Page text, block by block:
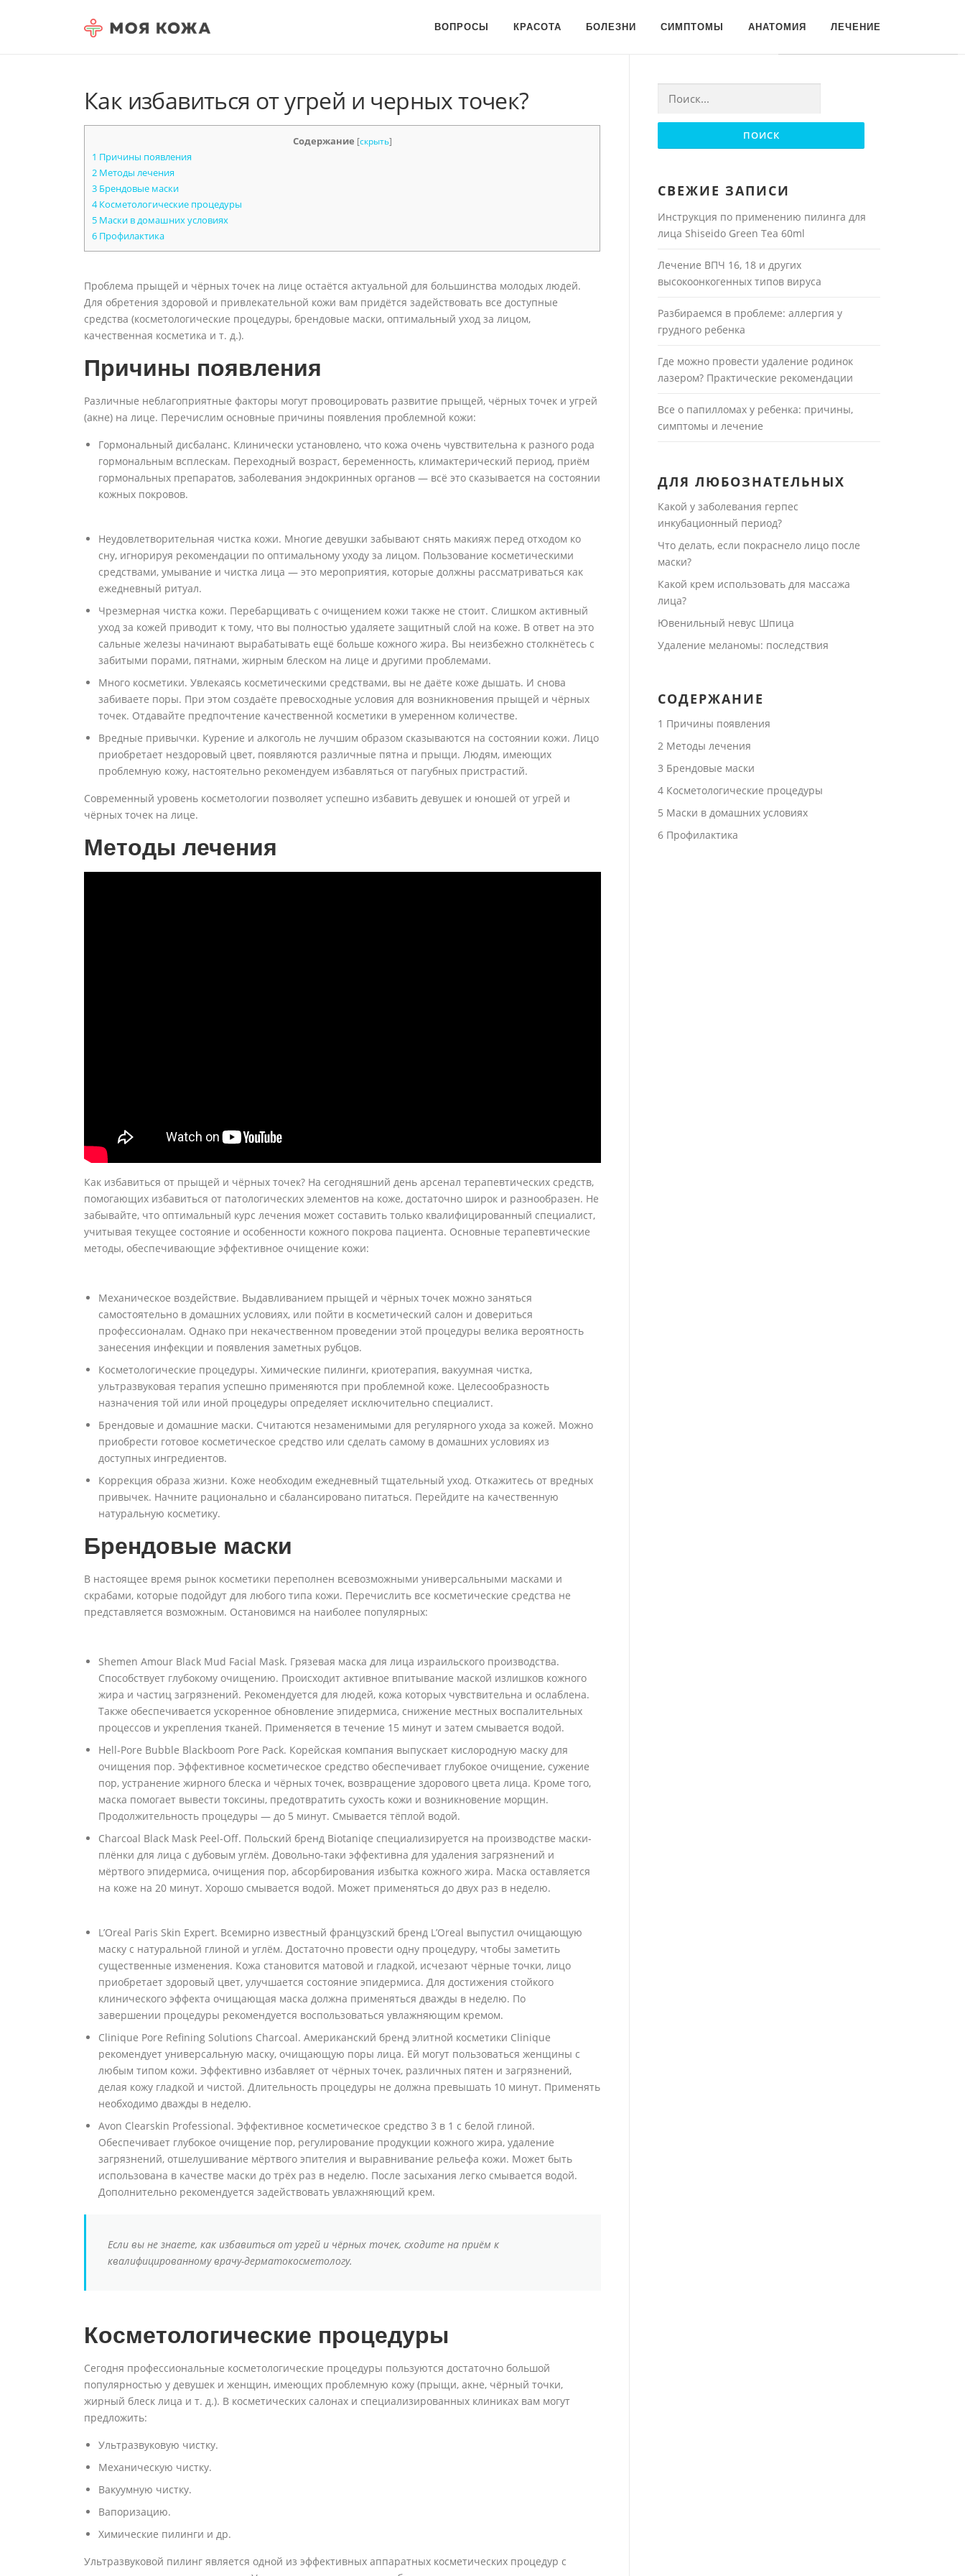
ВОПРОСЫ КРАСОТА БОЛЕЗНИ СИМПТОМЫ АНАТОМИЯ ЛЕЧЕНИЕ
Как избавиться от угрей и черных точек?
Содержание [скрыть]
1 Причины появления
2 Методы лечения
3 Брендовые маски
4Косметологические процедуры
5 Маски в домашних условиях
6 Профилактика
Проблема прыщей и чёрных точек на лице остаётся актуальной для большинства молодых людей.
Для обретения здоровой и привлекательной кожи вам придётся задействовать все доступные
средства (косметологические процедуры, брендовые маски, оптимальный уход за лицом,
качественная косметика и т. д.).
Причины появления
Различные неблагоприятные факторы могут провоцировать развитие прыщей, чёрных точек и угрей
(акне) на лице. Перечислим основные причины появления проблемной кожи:
Гормональный дисбаланс. Клинически установлено, что кожа очень чувствительна к разного рода
гормональным всплескам. Переходный возраст, беременность, климактерический период, приём
гормональных препаратов, заболевания эндокринных органов — всё это сказывается на состоянии
кожных покровов.
Неудовлетворительная чистка кожи. Многие девушки забывают снять макияж перед отходом ко
сну, игнорируя рекомендации по оптимальному уходу за лицом. Пользование косметическими
средствами, умывание и чистка лица — это мероприятия, которые должны рассматриваться как
ежедневный ритуал.
Чрезмерная чистка кожи. Перебарщивать с очищением кожи также не стоит. Слишком активный
уход за кожей приводит к тому, что вы полностью удаляете защитный слой на коже. В ответ на это
сальные железы начинают вырабатывать ещё больше кожного жира. Вы неизбежно столкнётесь с
забитыми порами, пятнами, жирным блеском на лице и другими проблемами.
Много косметики. Увлекаясь косметическими средствами, вы не даёте коже дышать. И снова
забиваете поры. При этом создаёте превосходные условия для возникновения прыщей и чёрных
точек. Отдавайте предпочтение качественной косметики в умеренном количестве.
Вредные привычки. Курение и алкоголь не лучшим образом сказываются на состоянии кожи. Лицо
приобретает нездоровый цвет, появляются различные пятна и прыщи. Людям, имеющих
проблемную кожу, настоятельно рекомендуем избавляться от пагубных пристрастий.
Современный уровень косметологии позволяет успешно избавить девушек и юношей от угрей и
чёрных точек на лице.
Методы лечения
Как избавиться от прыщей и чёрных точек? На сегодняшний день арсенал терапевтических средств,
помогающих избавиться от патологических элементов на коже, достаточно широк и разнообразен. Не
забывайте, что оптимальный курс лечения может составить только квалифицированный специалист,
учитывая текущее состояние и особенности кожного покрова пациента. Основные терапевтические
методы, обеспечивающие эффективное очищение кожи:
Механическое воздействие. Выдавливанием прыщей и чёрных точек можно заняться
самостоятельно в домашних условиях, или пойти в косметический салон и довериться
профессионалам. Однако при некачественном проведении этой процедуры велика вероятность
занесения инфекции и появления заметных рубцов.
Косметологические процедуры. Химические пилинги, криотерапия, вакуумная чистка,
ультразвуковая терапия успешно применяются при проблемной коже. Целесообразность
назначения той или иной процедуры определяет исключительно специалист.
Брендовые и домашние маски. Считаются незаменимыми для регулярного ухода за кожей. Можно
приобрести готовое косметическое средство или сделать самому в домашних условиях из
доступных ингредиентов.
Коррекция образа жизни. Коже необходим ежедневный тщательный уход. Откажитесь от вредных
привычек. Начните рационально и сбалансировано питаться. Перейдите на качественную
натуральную косметику.
Брендовые маски
В настоящее время рынок косметики переполнен всевозможными универсальными масками и
скрабами, которые подойдут для любого типа кожи. Перечислить все косметические средства не
представляется возможным. Остановимся на наиболее популярных:
Shemen Amour Black Mud Facial Mask. Грязевая маска для лица израильского производства.
Способствует глубокому очищению. Происходит активное впитывание маской излишков кожного
жира и частиц загрязнений. Рекомендуется для людей, кожа которых чувствительна и ослаблена.
Также обеспечивается ускоренное обновление эпидермиса, снижение местных воспалительных
процессов и укрепления тканей. Применяется в течение 15 минут и затем смывается водой.
Hell-Pore Bubble Blackboom Pore Pack. Корейская компания выпускает кислородную маску для
очищения пор. Эффективное косметическое средство обеспечивает глубокое очищение, сужение
пор, устранение жирного блеска и чёрных точек, возвращение здорового цвета лица. Кроме того,
маска помогает вывести токсины, предотвратить сухость кожи и возникновение морщин.
Продолжительность процедуры — до 5 минут. Смывается тёплой водой.
Charcoal Black Mask Peel-Off. Польский бренд Biotaniqe специализируется на производстве маски-
плёнки для лица с дубовым углём. Довольно-таки эффективна для удаления загрязнений и
мёртвого эпидермиса, очищения пор, абсорбирования избытка кожного жира. Маска оставляется
на коже на 20 минут. Хорошо смывается водой. Может применяться до двух раз в неделю.
L’Oreal Paris Skin Expert. Всемирно известный французский бренд L’Oreal выпустил очищающую
маску с натуральной глиной и углём. Достаточно провести одну процедуру, чтобы заметить
существенные изменения. Кожа становится матовой и гладкой, исчезают чёрные точки, лицо
приобретает здоровый цвет, улучшается состояние эпидермиса. Для достижения стойкого
клинического эффекта очищающая маска должна применяться дважды в неделю. По
завершении процедуры рекомендуется воспользоваться увлажняющим кремом.
Clinique Pore Refining Solutions Charcoal. Американский бренд элитной косметики Clinique
рекомендует универсальную маску, очищающую поры лица. Ей могут пользоваться женщины с
любым типом кожи. Эффективно избавляет от чёрных точек, различных пятен и загрязнений,
делая кожу гладкой и чистой. Длительность процедуры не должна превышать 10 минут. Применять
необходимо дважды в неделю.
Avon Clearskin Professional. Эффективное косметическое средство 3 в 1 с белой глиной.
Обеспечивает глубокое очищение пор, регулирование продукции кожного жира, удаление
загрязнений, отшелушивание мёртвого эпителия и выравнивание рельефа кожи. Может быть
использована в качестве маски до трёх раз в неделю. После засыхания легко смывается водой.
Дополнительно рекомендуется задействовать увлажняющий крем.
Если вы не знаете, как избавиться от угрей и чёрных точек, сходите на приём к
квалифицированному врачу-дерматокосметологу.
Косметологические процедуры
Сегодня профессиональные косметологические процедуры пользуются достаточно большой
популярностью у девушек и женщин, имеющих проблемную кожу (прыщи, акне, чёрный точки,
жирный блеск лица и т. д.). В косметических салонах и специализированных клиниках вам могут
предложить:
Ультразвуковую чистку.
Механическую чистку.
Вакуумную чистку.
Вапоризацию.
Химические пилинги и др.
Ультразвуковой пилинг является одной из эффективных аппаратных косметических процедур с
Найти:
СВЕЖИЕ ЗАПИСИ
Инструкция по применению пилинга для
лица Shiseido Green Tea 60ml
Лечение ВПЧ 16, 18 и других
высокоонкогенных типов вируса
Разбираемся в проблеме: аллергия у
грудного ребенка
Где можно провести удаление родинок
лазером? Практические рекомендации
Все о папилломах у ребенка: причины,
симптомы и лечение
ДЛЯ ЛЮБОЗНАТЕЛЬНЫХ
Какой у заболевания герпес
инкубационный период?
Что делать, если покраснело лицо после
маски?
Какой крем использовать для массажа
лица?
Ювенильный невус Шпица
Удаление меланомы: последствия
СОДЕРЖАНИЕ
1 Причины появления
2Методы лечения
3 Брендовые маски
4Косметологические процедуры
5 Маски в домашних условиях
6Профилактика
Для любых предложений по